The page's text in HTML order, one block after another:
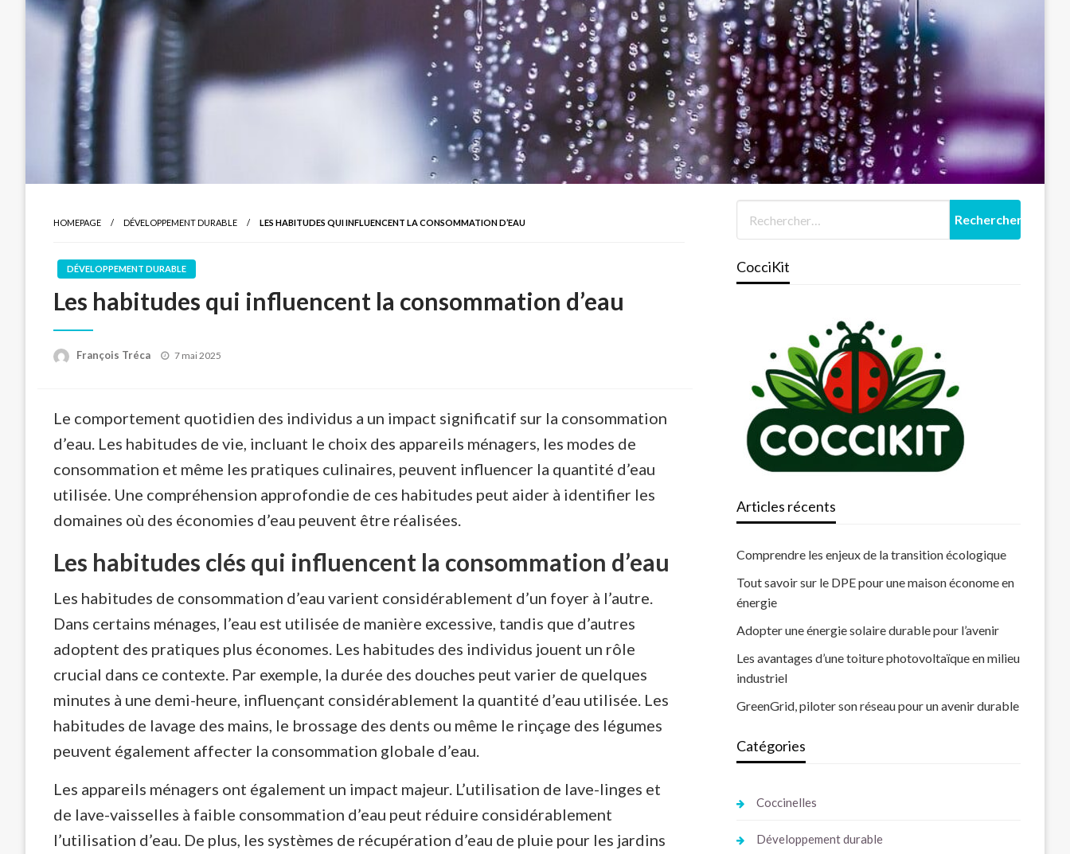
HOMEPAGE DÉVELOPPEMENT DURABLE LES HABITUDES QUI INFLUENCENT LA CONSOMMATION D’EAU
DÉVELOPPEMENT DURABLE
Les habitudes qui influencent la consommation d’eau
François Tréca
Posted
7 mai 2025
Le comportement quotidien des individus a un impact significatif sur la consommation
d’eau. Les habitudes de vie, incluant le choix des appareils ménagers, les modes de
consommation et même les pratiques culinaires, peuvent influencer la quantité d’eau
utilisée. Une compréhension approfondie de ces habitudes peut aider à identifier les
domaines où des économies d’eau peuvent être réalisées.
Les habitudes clés qui influencent la consommation d’eau
Les habitudes de consommation d’eau varient considérablement d’un foyer à l’autre.
Dans certains ménages, l’eau est utilisée de manière excessive, tandis que d’autres
adoptent des pratiques plus économes. Les habitudes des individus jouent un rôle
crucial dans ce contexte. Par exemple, la durée des douches peut varier de quelques
minutes à une demi-heure, influençant considérablement la quantité d’eau utilisée. Les
habitudes de lavage des mains, le brossage des dents ou même le rinçage des légumes
peuvent également affecter la consommation globale d’eau.
Les appareils ménagers ont également un impact majeur. L’utilisation de lave-linges et
de lave-vaisselles à faible consommation d’eau peut réduire considérablement
l’utilisation d’eau. De plus, les systèmes de récupération d’eau de pluie pour les jardins
CocciKit
Articles récents
Comprendre les enjeux de la transition écologique
Tout savoir sur le DPE pour une maison économe en
énergie
Adopter une énergie solaire durable pour l’avenir
Les avantages d’une toiture photovoltaïque en milieu
industriel
GreenGrid, piloter son réseau pour un avenir durable
Catégories
Coccinelles
Développement durable